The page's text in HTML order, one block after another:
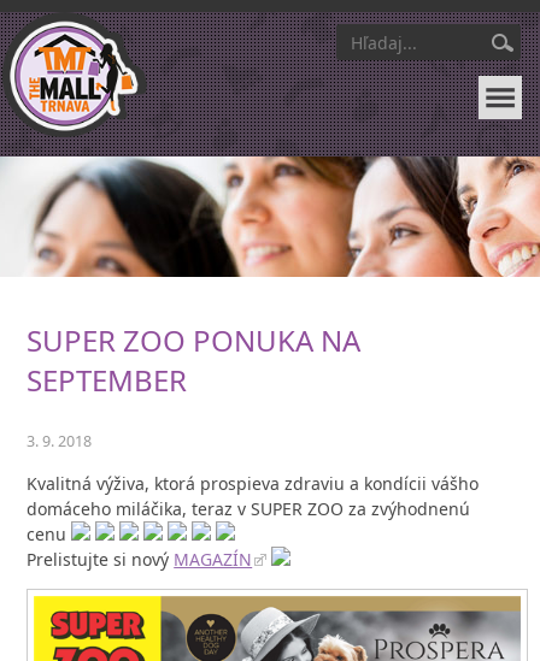
SUPER ZOO PONUKA NA
SEPTEMBER
3. 9. 2018
Kvalitná výživa, ktorá prospieva zdraviu a kondícii vášho
domáceho miláčika, teraz v SUPER ZOO za zvýhodnenú
cenu
Prelistujte si nový MAGAZÍN